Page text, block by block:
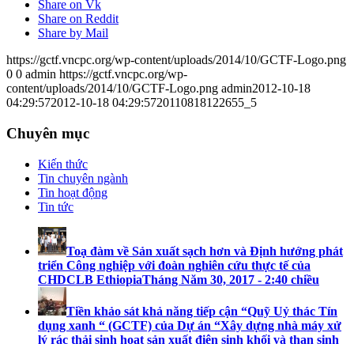
Share on Vk
Share on Reddit
Share by Mail
https://gctf.vncpc.org/wp-content/uploads/2014/10/GCTF-Logo.png
0 0 admin https://gctf.vncpc.org/wp-
content/uploads/2014/10/GCTF-Logo.png admin2012-10-18
04:29:572012-10-18 04:29:5720110818122655_5
Chuyên mục
Kiến thức
Tin chuyên ngành
Tin hoạt động
Tin tức
Toạ đàm về Sản xuất sạch hơn và Định hướng phát
triển Công nghiệp với đoàn nghiên cứu thực tế của
CHDCLB EthiopiaTháng Năm 30, 2017 - 2:40 chiều
Tiền khảo sát khả năng tiếp cận “Quỹ Uỷ thác Tín
dụng xanh “ (GCTF) của Dự án “Xây dựng nhà máy xử
lý rác thải sinh hoạt sản xuất điện sinh khối và than sinh